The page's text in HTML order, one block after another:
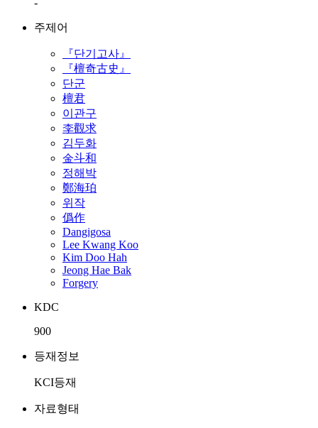
-
주제어
『단기고사』
『檀奇古史』
단군
檀君
이관구
李觀求
김두화
金斗和
정해박
鄭海珀
위작
僞作
Dangigosa
Lee Kwang Koo
Kim Doo Hah
Jeong Hae Bak
Forgery
KDC
900
등재정보
KCI등재
자료형태